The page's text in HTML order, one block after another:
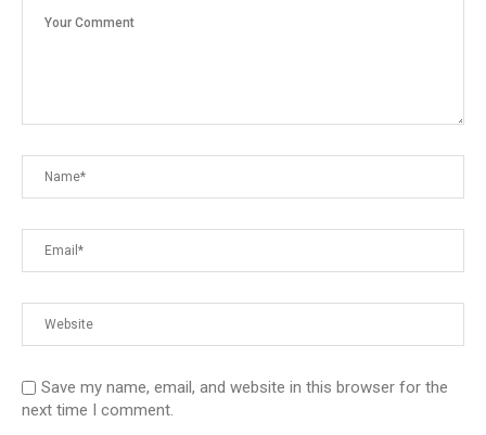
Save my name, email, and website in this browser for the
next time I comment.